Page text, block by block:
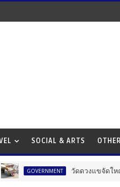
SOCIAL & ARTS OTHER
วัดดวงแขจัดใหญ่! งานแห่เทียน